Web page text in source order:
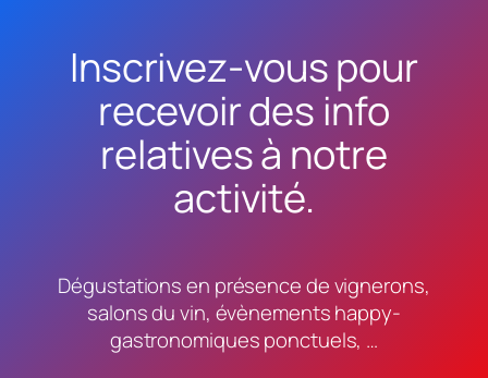
Inscrivez-vous pour
recevoir des info
relatives à notre
activité.
Dégustations en présence de vignerons,
salons du vin, évènements happy-
gastronomiques ponctuels, …